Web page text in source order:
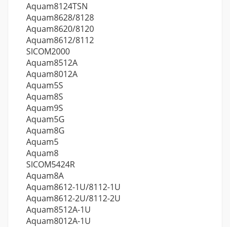
Aquam8124TSN
Aquam8628/8128
Aquam8620/8120
Aquam8612/8112
SICOM2000
Aquam8512A
Aquam8012A
Aquam5S
Aquam8S
Aquam9S
Aquam5G
Aquam8G
Aquam5
Aquam8
SICOM5424R
Aquam8A
Aquam8612-1U/8112-1U
Aquam8612-2U/8112-2U
Aquam8512A-1U
Aquam8012A-1U